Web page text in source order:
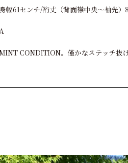
幅61センチ/裄丈（背面襟中央～袖先
CONDITION。僅かなステッチ抜